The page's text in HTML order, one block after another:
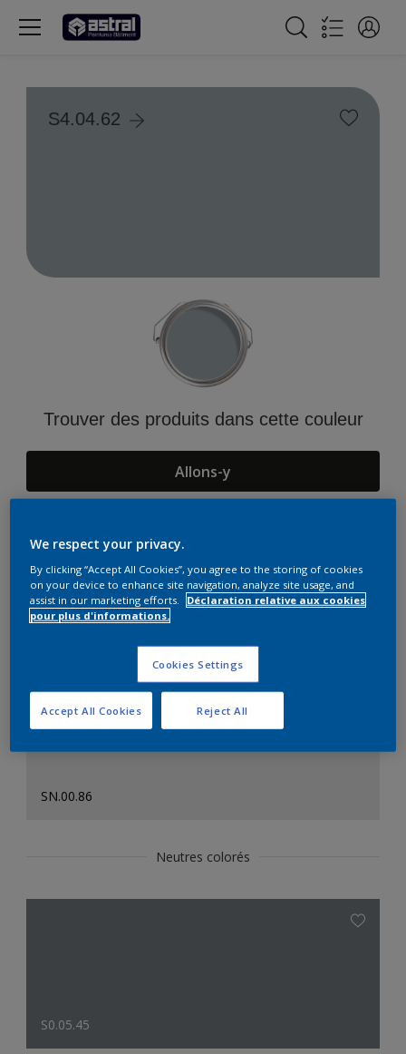
S4.04.62
Trouver des produits dans cette couleur
Allons-y
Suggestions d'Harmonies
SN.00.86
Neutres colorés
S0.05.45
We respect your privacy.
By clicking “Accept All Cookies”, you agree to the storing of cookies
on your device to enhance site navigation, analyze site usage, and
assist in our marketing efforts.
Déclaration relative aux cookies
pour plus d'informations.
Cookies Settings
Reject All
Accept All Cookies